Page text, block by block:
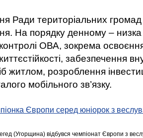
Ради територіальних громад
На порядку денному –
ОВА, зокрема освоєння
забезпечення
житлом, розроблення
мобільного зв’язку.
Європи серед юніорок з
(Угорщина) відбувся чемпіонат Європи з